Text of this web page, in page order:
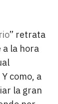
” retrata
a la hora
como, a
la gran